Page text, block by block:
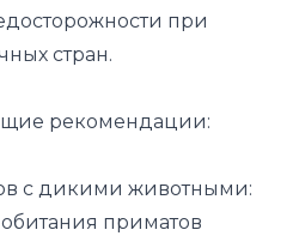
при
стран.
рекомендации:
с дикими животными:
приматов